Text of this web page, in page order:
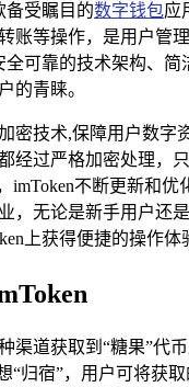
备受瞩目的数字钱包应
账等操作，是用户管
全可靠的技术架构、简
的青睐。
密技术,保障用户数字
经过严格加密处理，
imToken不断更新和优
，无论是新手用户还
上获得便捷的操作体
渠道获取到“糖果”代
“归宿”，用户可将获